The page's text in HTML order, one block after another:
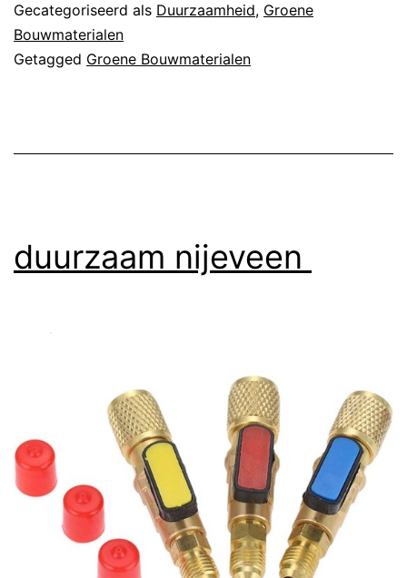
Gecategoriseerd als Duurzaamheid, Groene
Bouwmaterialen
Getagged Groene Bouwmaterialen
duurzaam nijeveen